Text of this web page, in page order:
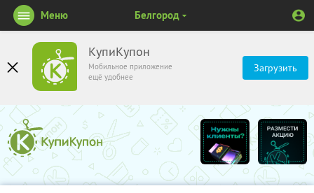
КупиКупон
Мобильное приложение
ещё удобнее
Загрузить
Меню Белгород